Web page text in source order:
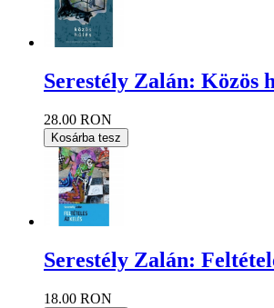
Serestély Zalán: Közös
28.00 RON
Kosárba tesz
Serestély Zalán:
18.00 RON